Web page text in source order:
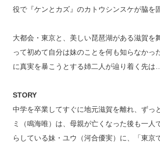
役で『ケンとカズ』のカトウシンスケが脇を
大都会・東京と、美しい琵琶湖がある滋賀を
って初めて自分は妹のことを何も知らなかっ
に真実を暴こうとする姉二人が辿り着く先は
STORY
中学を卒業してすぐに地元滋賀を離れ、ずっ
ミ（鳴海唯）は、母親が亡くなった後も一人
らしている妹・ユウ（河合優実）に、「東京